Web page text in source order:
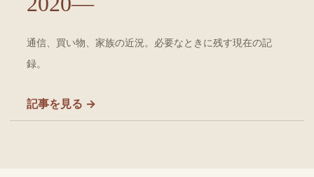
通信、買い物、家族の近況。必要なときに残す現在の記
録。
記事を見る →